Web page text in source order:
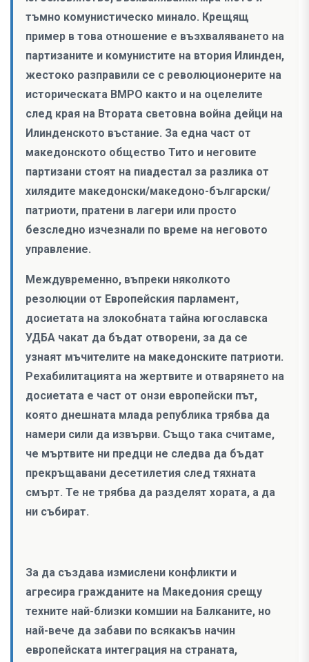
тъмно комунистическо минало. Крещящ
пример в това отношение е възхваляването на
партизаните и комунистите на втория Илинден,
жестоко разправили се с революционерите на
историческата ВМРО както и на оцелелите
след края на Втората световна война дейци на
Илинденското въстание. За една част от
македонското общество Тито и неговите
партизани стоят на пиадестал за разлика от
хилядите македонски/македоно-български/
патриоти, пратени в лагери или просто
безследно изчезнали по време на неговото
управление.
Междувременно, въпреки няколкото
резолюции от Европейския парламент,
досиетата на злокобната тайна югославска
УДБА чакат да бъдат отворени, за да се
узнаят мъчителите на македонските патриоти.
Рехабилитацията на жертвите и отварянето на
досиетата е част от онзи европейски път,
която днешната млада република трябва да
намери сили да извърви. Също така считаме,
че мъртвите ни предци не следва да бъдат
прекръщавани десетилетия след тяхната
смърт. Те не трябва да разделят хората, а да
ни събират.
За да създава измислени конфликти и
агресира гражданите на Македония срещу
техните най-близки комшии на Балканите, но
най-вече да забави по всякакъв начин
европейската интеграция на страната,